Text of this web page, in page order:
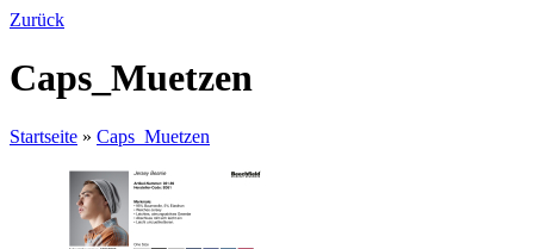
Zurück
Caps_Muetzen
Startseite » Caps_Muetzen